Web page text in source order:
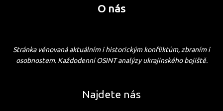
O nás
Stránka věnovaná aktuálním i historickým konfliktům, zbraním i
osobnostem. Každodenní OSINT analýzy ukrajinského bojiště.
Najdete nás